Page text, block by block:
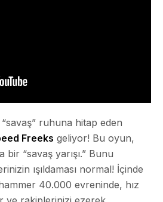
ruhuna hitap eden
Freeks geliyor! Bu oyun,
bir “savaş yarışı.” Bunu
ışıldaması normal! İçinde
40.000 evreninde, hız